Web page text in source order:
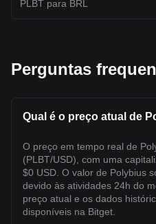
PLBT para BRL
Perguntas
Qual é o preço atual de
O preço em tempo real de
(PLBT/USD), com uma
$0 USD. O valor de Polybius
devido às atividades 24h do
preço atual e os dados
disponíveis na Bitget.